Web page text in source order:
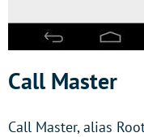
Call Master
Call Master, alias